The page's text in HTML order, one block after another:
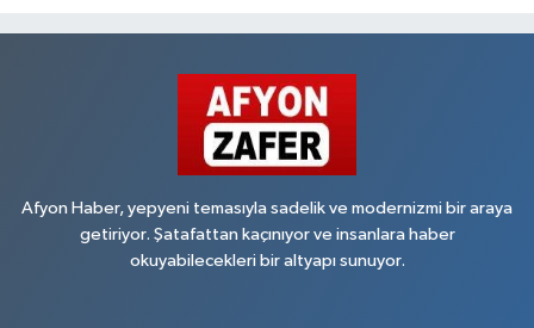
Afyon Haber, yepyeni temasıyla sadelik ve modernizmi bir araya
getiriyor. Şatafattan kaçınıyor ve insanlara haber
okuyabilecekleri bir altyapı sunuyor.